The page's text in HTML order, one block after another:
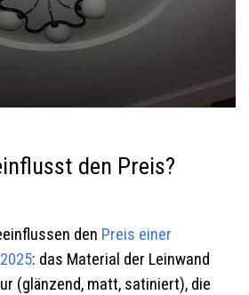
den Preis?
den Preis einer
: das Material der Leinwand
(glänzend, matt, satiniert), die